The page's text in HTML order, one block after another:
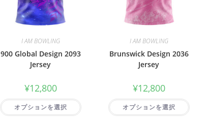
I AM BOWLING
900 Global Design 2093
Jersey
¥12,800
オプションを選択
I AM BOWLING
Brunswick Design 2036
Jersey
¥12,800
オプションを選択